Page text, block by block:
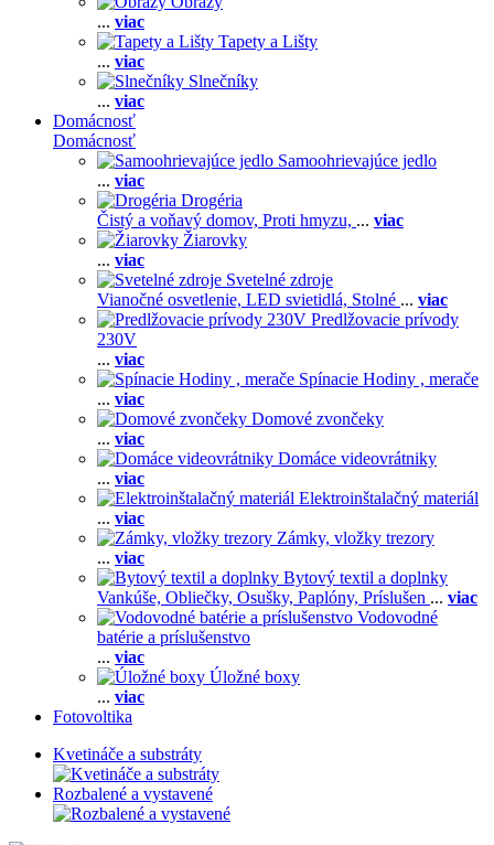
... viac
Tapety a Lišty
... viac
Slnečníky
... viac
Domácnosť
Domácnosť
Samoohrievajúce jedlo
... viac
Drogéria
Čistý a voňavý domov, Proti hmyzu, ... viac
Žiarovky
... viac
Svetelné zdroje
Vianočné osvetlenie, LED svietidlá, Stolné ... viac
Predlžovacie prívody
230V
... viac
Spínacie Hodiny , merače
... viac
Domové zvončeky
... viac
Domáce videovrátniky
... viac
Elektroinštalačný materiál
... viac
Zámky, vložky trezory
... viac
Bytový textil a doplnky
Vankúše, Obliečky, Osušky, Paplóny, Príslušen ... viac
Vodovodné
batérie a príslušenstvo
... viac
Úložné boxy
... viac
Fotovoltika
Kvetináče a substráty
Rozbalené a vystavené